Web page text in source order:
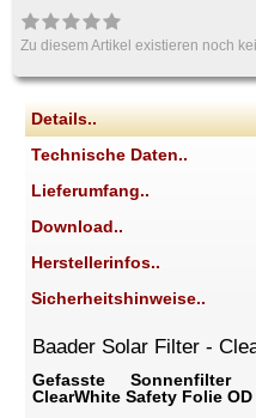
Zu diesem Artikel existieren noch
Details..
Technische Daten..
Lieferumfang..
Download..
Herstellerinfos..
Sicherheitshinweise..
Baader Solar Filter -
Gefasste
ClearWhite Safety Folie OD